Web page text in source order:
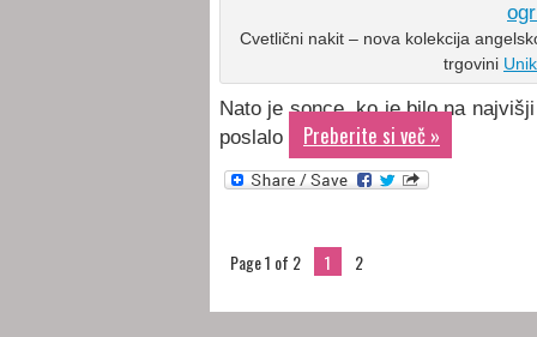
Cvetlični nakit – nova kolekcija
trgovini
Nato je sonce, ko je bilo na
poslalo
Preberite si več »
Page 1 of 2 1 2